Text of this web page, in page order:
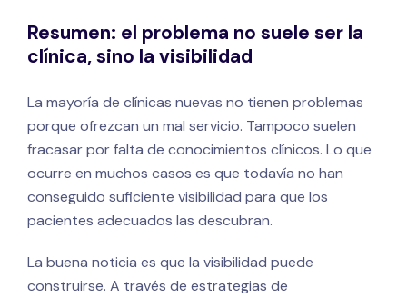
Resumen: el problema no suele ser la
clínica, sino la visibilidad
La mayoría de clínicas nuevas no tienen problemas
porque ofrezcan un mal servicio. Tampoco suelen
fracasar por falta de conocimientos clínicos. Lo que
ocurre en muchos casos es que todavía no han
conseguido suficiente visibilidad para que los
pacientes adecuados las descubran.
La buena noticia es que la visibilidad puede
construirse. A través de estrategias de